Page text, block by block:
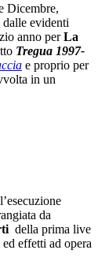
Dicembre,
dalle evidenti
anno perLa
Tregua 1997-
e proprio per
in un
da
della prima live
effetti ad opera